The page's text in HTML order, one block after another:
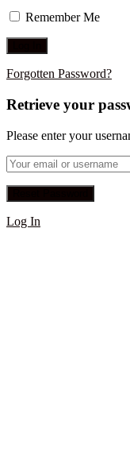
Remember Me
Forgotten Password?
Retrieve your
Please enter your
Log In